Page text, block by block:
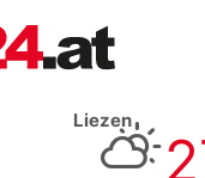
Liezen